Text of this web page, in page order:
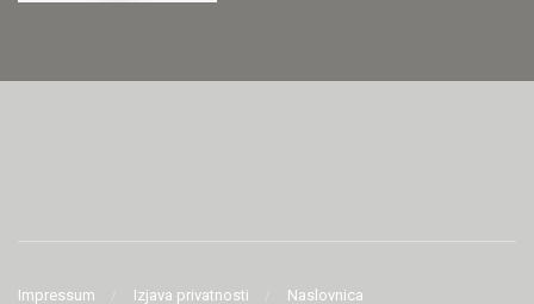
Impressum Izjava privatnosti Naslovnica